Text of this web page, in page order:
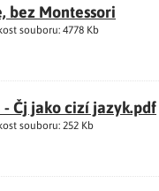
bez Montessori
souboru: 4778 Kb
- Čj jako cizí jazyk.pdf
souboru: 252 Kb